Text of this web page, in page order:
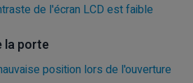
de l'écran LCD est faible
la porte
position lors de l'ouverture